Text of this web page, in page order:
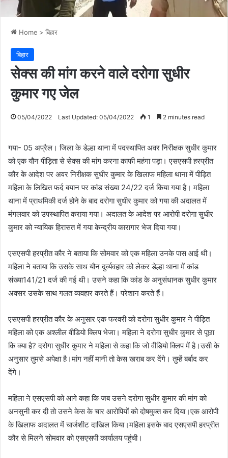
Home > बिहार
बिहार
सेक्स की मांग करने वाले दरोगा सुधीर
कुमार गए जेल
05/04/2022 Last Updated: 05/04/2022 1 2 minutes read
गया- 05 अप्रैल। जिला के डेल्हा थाना में पदस्थापित अवर निरीक्षक सुधीर कुमार
को एक यौन पीड़िता से सेक्स की मांग करना काफी महंगा पड़ा। एसएसपी हरप्रीत
कौर के आदेश पर अवर निरीक्षक सुधीर कुमार के खिलाफ महिला थाना में पीड़ित
महिला के लिखित फर्द बयान पर कांड संख्या 24/22 दर्ज किया गया है। महिला
थाना में प्राथमिकी दर्ज होने के बाद दरोगा सुधीर कुमार को गया की अदालत में
मंगलवार को उपस्थापित कराया गया। अदालत के आदेश पर आरोपी दरोगा सुधीर
कुमार को न्यायिक हिरासत में गया केन्द्रीय कारागार भेज दिया गया।
एसएसपी हरप्रीत कौर ने बताया कि सोमवार को एक महिला उनके पास आई थी।
महिला ने बताया कि उसके साथ यौन दुर्व्यवहार को लेकर डेल्हा थाना में कांड
संख्या141/21 दर्ज की गई थी। उसने कहा कि कांड के अनुसंधानक सुधीर कुमार
अक्सर उसके साथ गलत व्यवहार करते हैं। परेशान करते हैं।
एसएसपी हरप्रीत कौर के अनुसार एक फरवरी को दरोगा सुधीर कुमार ने पीड़ित
महिला को एक अश्लील वीडियो क्लिप भेजा। महिला ने दरोगा सुधीर कुमार से पूछा
कि क्या है? दरोगा सुधीर कुमार ने महिला से कहा कि जो वीडियो क्लिप में है।उसी के
अनुसार तुमसे अपेक्षा है।मांग नहीं मानी तो केस खराब कर देंगे। तुम्हें बर्बाद कर
देंगे।
महिला ने एसएसपी को आगे कहा कि जब उसने दरोगा सुधीर कुमार की मांग को
अनसुनी कर दी तो उसने केस के चार आरोपियों को दोषमुक्त कर दिया।एक आरोपी
के खिलाफ अदालत में चार्जशीट दाखिल किया।महिला इसके बाद एसएसपी हरप्रीत
कौर से मिलने सोमवार को एसएसपी कार्यालय पहुंची।